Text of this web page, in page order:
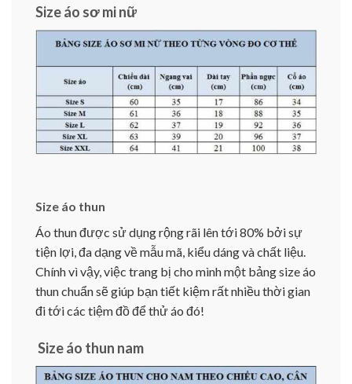
Size áo sơ mi nữ
Size áo thun
Áo thun được sử dụng rộng rãi lên tới 80% bởi sự
tiện lợi, đa dạng về mẫu mã, kiểu dáng và chất liệu.
Chính vì vậy, việc trang bị cho mình một bảng size áo
thun chuẩn sẽ giúp bạn tiết kiệm rất nhiều thời gian
đi tới các tiệm đồ để thử áo đó!
Size áo thun nam